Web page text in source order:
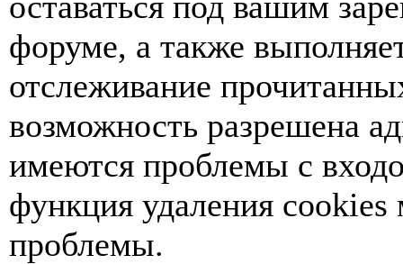
форуме, а также
отслеживание
возможность разрешена
имеются проблемы с
функция удаления
проблемы.